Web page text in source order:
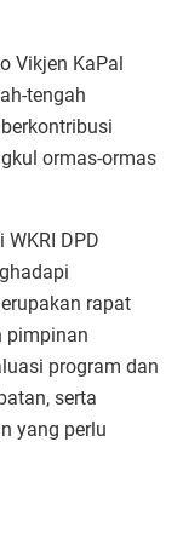
Vikjen KaPal
tengah
ormas-ormas
DPD
rapat
pimpinan
program dan
serta
yang perlu